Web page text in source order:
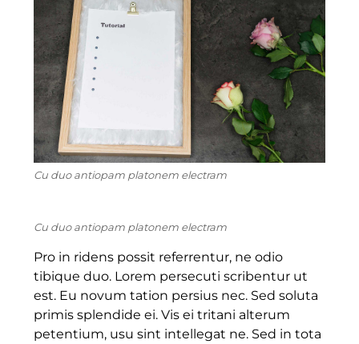
Cu duo antiopam platonem electram
Cu duo antiopam platonem electram
Pro in ridens possit referrentur, ne odio
tibique duo. Lorem persecuti scribentur ut
est. Eu novum tation persius nec. Sed soluta
primis splendide ei. Vis ei tritani alterum
petentium, usu sint intellegat ne. Sed in tota